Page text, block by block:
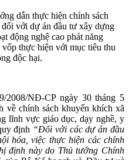
dẫn thực hiện chính sách
với dự án đầu tư xây dựng
động nghệ cao phát năng
thực hiện với mục tiêu thu
độc hại.
NĐ-CP ngày 30 tháng 5
về chính sách khuyến khích xã
lĩnh vực giáo dục, dạy nghề, y
định “Đối với các dự án đầu
hóa, việc thực hiện các chính
định này do Thủ tướng Chính